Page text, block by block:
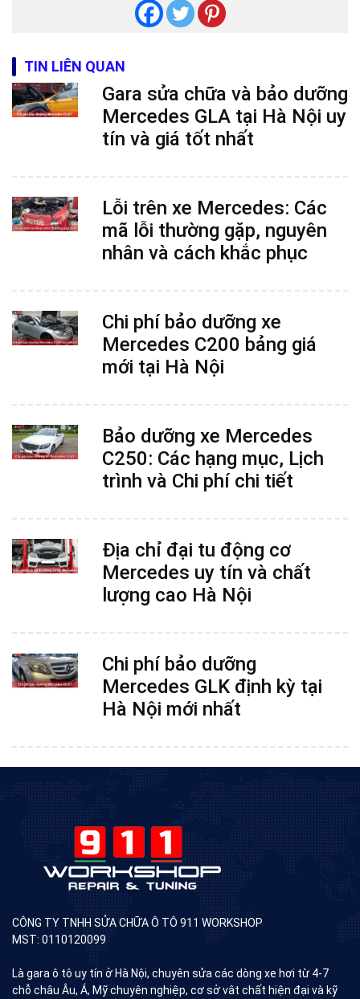
TIN LIÊN QUAN
Gara sửa chữa và bảo dưỡng
Mercedes GLA tại Hà Nội uy
tín và giá tốt nhất
Lỗi trên xe Mercedes: Các
mã lỗi thường gặp, nguyên
nhân và cách khắc phục
Chi phí bảo dưỡng xe
Mercedes C200 bảng giá
mới tại Hà Nội
Bảo dưỡng xe Mercedes
C250: Các hạng mục, Lịch
trình và Chi phí chi tiết
Địa chỉ đại tu động cơ
Mercedes uy tín và chất
lượng cao Hà Nội
Chi phí bảo dưỡng
Mercedes GLK định kỳ tại
Hà Nội mới nhất
CÔNG TY TNHH SỬA CHỮA Ô TÔ 911 WORKSHOP
MST: 0110120099
Là gara ô tô uy tín ở Hà Nội, chuyên sửa các dòng xe hơi từ 4-7
chỗ châu Âu, Á, Mỹ chuyên nghiệp, cơ sở vât chất hiện đại và kỹ